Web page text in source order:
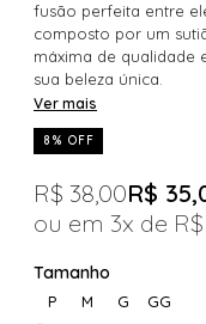
fusão perfeita entre
composto por um
máxima de qualidade
sua beleza única.
Ver mais
8% OFF
R$ 38,00R$
3x
P M G GG